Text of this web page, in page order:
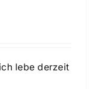
lebe derzeit